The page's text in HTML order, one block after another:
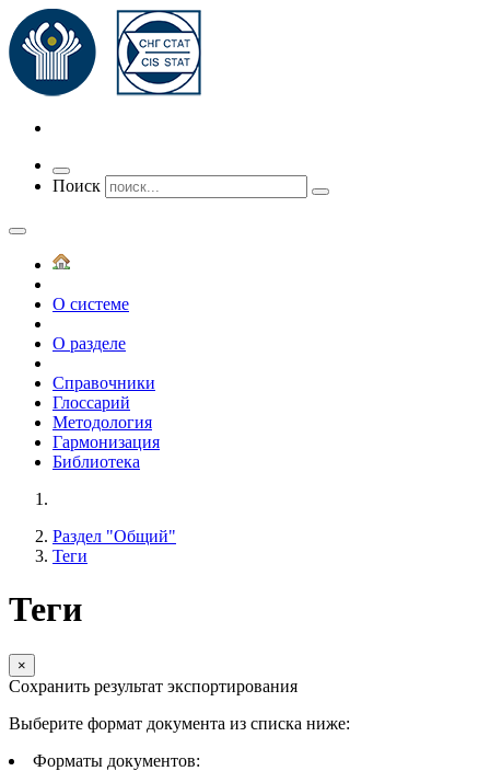
Переключить
навигацию
Поиск
О системе
О разделе
Справочники
Глоссарий
Методология
Гармонизация
Библиотека
Раздел "Общий"
Теги
Теги
×
Сохранить результат экспортирования
Выберите формат документа из списка ниже:
Форматы документов: